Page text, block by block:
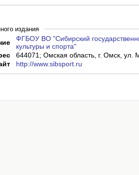
издания
ФГБОУ ВО "Сибирский
культуры и спорта"
644071; Омская область, г. Омск, ул.
http://www.sibsport.ru